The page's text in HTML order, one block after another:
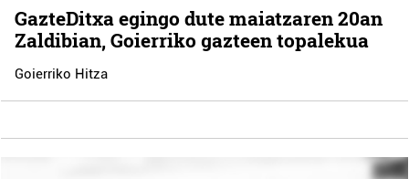
GazteDitxa egingo dute maiatzaren 20an
Zaldibian, Goierriko gazteen topalekua
Goierriko Hitza